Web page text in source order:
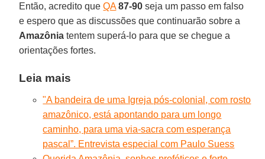
Então, acredito queQA 87-90 seja um passo em falso
e espero que as discussões que continuarão sobre a
Amazônia tentem superá-lo para que se chegue a
orientações fortes.
Leia mais
"A bandeira de uma Igreja pós-colonial, com rosto
amazônico, está apontando para um longo
caminho, para uma via-sacra com esperança
pascal”. Entrevista especial com Paulo Suess